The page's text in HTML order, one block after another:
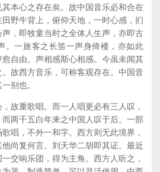
本心之存在矣。故中国音乐必和合在
野牛背上，俯仰天地，一时心感，扪
，即牧童当时之全体人生声，亦即古
。一旅客之长笛一声身倚楼，亦如此
自由。声相感斯心相感。今虽未闻其
故西方音乐，可称客观存在。中国音
别也。
重歌唱。而一人唱更必有三人叹，
两千五白年来之中国人叹于后。一部
唱，不外一和字。西方则无此境界，
尚复何言。刘天华二胡即其证。最近
交响乐团，得为主角。西方人听之，